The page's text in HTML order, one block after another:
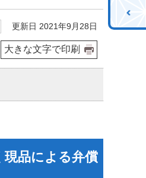
更新日 2021年9月28日
大きな文字で印刷
現品による弁償